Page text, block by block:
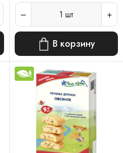
1 шт
В корзину